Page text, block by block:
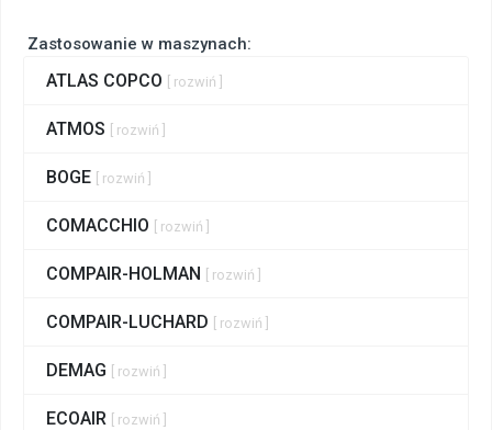
Zastosowanie w maszynach:
ATLAS COPCO [ rozwiń ]
ATMOS [ rozwiń ]
BOGE [ rozwiń ]
COMACCHIO [ rozwiń ]
COMPAIR-HOLMAN [ rozwiń ]
COMPAIR-LUCHARD [ rozwiń ]
DEMAG [ rozwiń ]
ECOAIR [ rozwiń ]